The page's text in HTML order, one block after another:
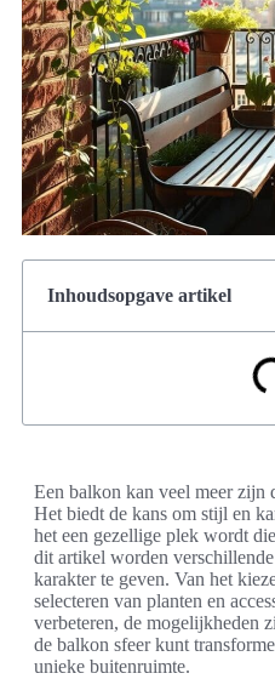
Inhoudsopgave artikel
Een balkon kan veel meer zijn
Het biedt de kans om stijl en
het een gezellige plek wordt
dit artikel worden
karakter te geven. Van het
selecteren van planten en
verbeteren, de mogelijkheden
de balkon sfeer kunt
unieke buitenruimte.